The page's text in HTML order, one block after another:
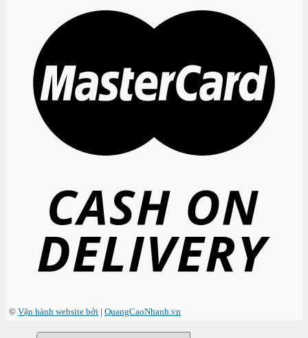
© Vận hành website bởi | QuangCaoNhanh.vn